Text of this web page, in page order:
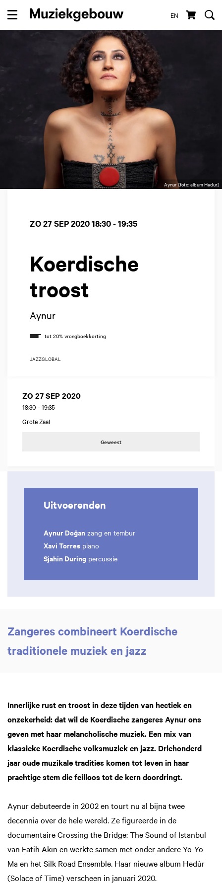
EN
Menu
Aynur (foto: album Hedur)
Koerdische
troost
Aynur
ZO 27 SEP 202018:30 - 19:35
JAZZGLOBAL
ZO 27 SEP 2020
18:30 - 19:35
Grote Zaal
Geweest
Uitvoerenden
Aynur Doğan zang en tembur
Xavi Torres piano
Sjahin During percussie
Zangeres combineert Koerdische
traditionele muziek en jazz
Innerlijke rust en troost in deze tijden van hectiek en
onzekerheid: dat wil de Koerdische zangeres Aynur ons
geven met haar melancholische muziek. Een mix van
klassieke Koerdische volksmuziek en jazz. Driehonderd
jaar oude muzikale tradities komen tot leven in haar
prachtige stem die feilloos tot de kern doordringt.
Aynur debuteerde in 2002 en tourt nu al bijna twee
decennia over de hele wereld. Ze figureerde in de
documentaire Crossing the Bridge: The Sound of Istanbul
van Fatih Akın en werkte samen met onder andere Yo-Yo
Ma en het Silk Road Ensemble. Haar nieuwe album Hedûr
(Solace of Time) verscheen in januari 2020.